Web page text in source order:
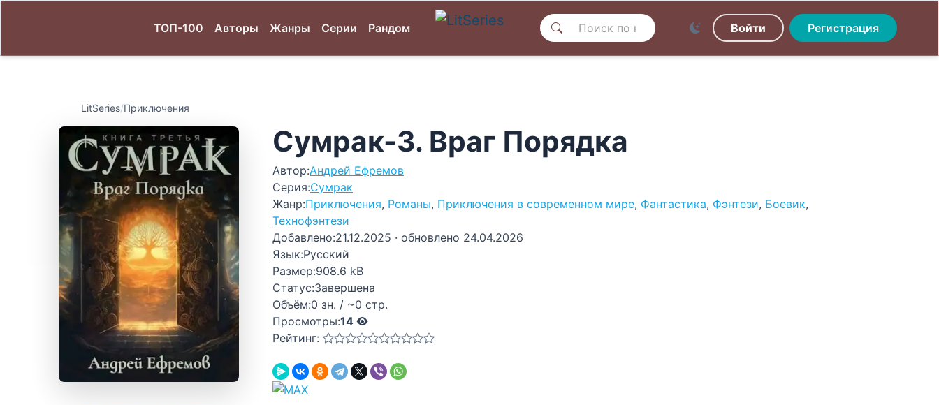
ТОП-100 Авторы Жанры Серии Рандом Войти Регистрация
LitSeries/Приключения
Сумрак-3. Враг Порядка
Автор:Андрей Ефремов
Серия:Сумрак
Жанр:Приключения, Романы, Приключения в современном мире, Фантастика, Фэнтези, Боевик,
Технофэнтези
Добавлено:21.12.2025 · обновлено 24.04.2026
Язык:Русский
Размер:908.6 kB
Статус:Завершена
Объём:0 зн. / ~0 стр.
Просмотры:14
Рейтинг: